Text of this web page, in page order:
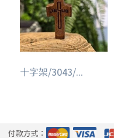
十字架/3043/...
付款方式：